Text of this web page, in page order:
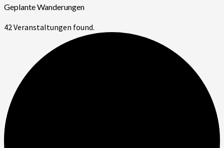
Geplante Wanderungen
42 Veranstaltungen found.